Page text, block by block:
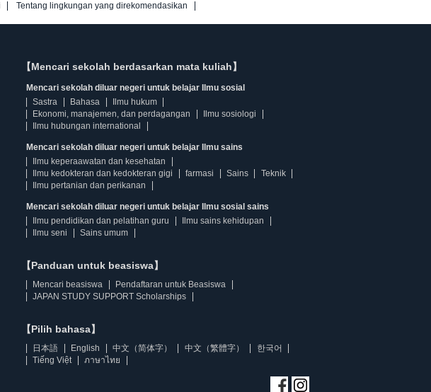
Tentang lingkungan yang direkomendasikan
【Mencari sekolah berdasarkan mata kuliah】
Mencari sekolah diluar negeri untuk belajar Ilmu sosial
Sastra
Bahasa
Ilmu hukum
Ekonomi, manajemen, dan perdagangan
Ilmu sosiologi
Ilmu hubungan international
Mencari sekolah diluar negeri untuk belajar Ilmu sains
Ilmu keperaawatan dan kesehatan
Ilmu kedokteran dan kedokteran gigi
farmasi Sains
Teknik
Ilmu pertanian dan perikanan
Mencari sekolah diluar negeri untuk belajar Ilmu sosial sains
Ilmu pendidikan dan pelatihan guru
Ilmu sains kehidupan
Ilmu seni
Sains umum
【Panduan untuk beasiswa】
Mencari beasiswa
Pendaftaran untuk Beasiswa
JAPAN STUDY SUPPORT Scholarships
【Pilih bahasa】
日本語 English 中文（简体字） 中文（繁體字）
한국어
Tiếng Việt
ภาษาไทย